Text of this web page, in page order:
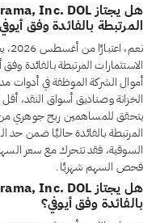
المرتبطة بالفائدة وفق
أموال الشركة الموظفة في أدوات
السوقية، فقد تتحرك مع سعر السهم
فحص السهم شهريًا.
بالفائدة وفق أيوفي؟